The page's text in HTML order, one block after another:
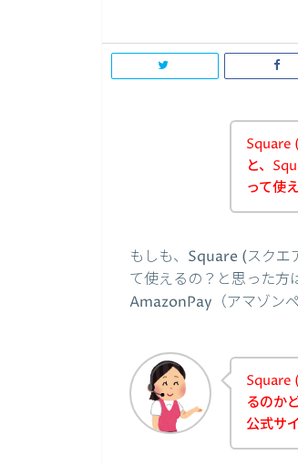
Square
と、
って使
もしも、Square (スクエ
て使えるの？と思った方
AmazonPay（アマゾン
Square
るのか
公式サ